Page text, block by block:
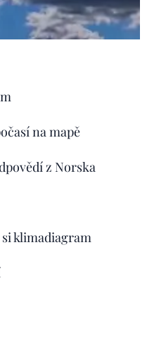
na mapě
z Norska
klimadiagram